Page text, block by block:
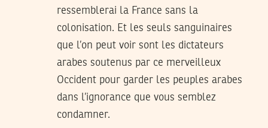
ressemblerai la France sans la
colonisation. Et les seuls sanguinaires
que l’on peut voir sont les dictateurs
arabes soutenus par ce merveilleux
Occident pour garder les peuples arabes
dans l’ignorance que vous semblez
condamner.